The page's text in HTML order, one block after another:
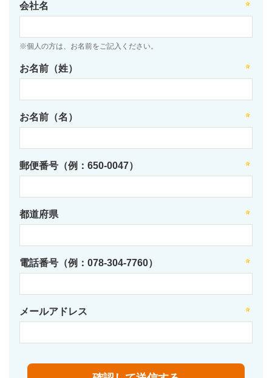
会社名
※個人の方は、お名前をご記入ください。
お名前（姓）
お名前（名）
郵便番号（例：650-0047）
都道府県
電話番号（例：078-304-7760）
メールアドレス